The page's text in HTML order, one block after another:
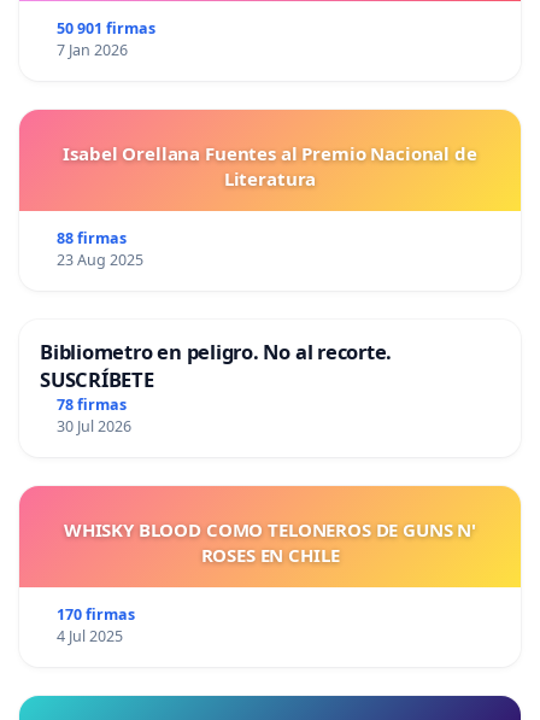
50 901 firmas
7 Jan 2026
Isabel Orellana Fuentes al Premio Nacional de
Literatura
88 firmas
23 Aug 2025
Bibliometro en peligro. No al recorte.
SUSCRÍBETE
78 firmas
30 Jul 2026
WHISKY BLOOD COMO TELONEROS DE GUNS N'
ROSES EN CHILE
170 firmas
4 Jul 2025